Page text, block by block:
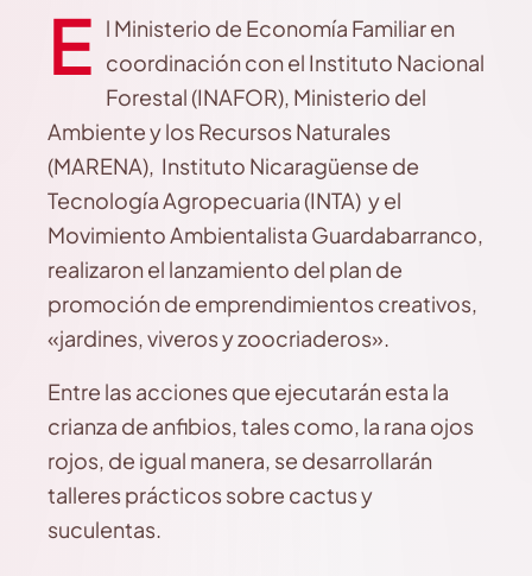
E l Ministerio de Economía Familiar en
coordinación con el Instituto Nacional
Forestal (INAFOR), Ministerio del
Ambiente y los Recursos Naturales
(MARENA), Instituto Nicaragüense de
Tecnología Agropecuaria (INTA) y el
Movimiento Ambientalista Guardabarranco,
realizaron el lanzamiento del plan de
promoción de emprendimientos creativos,
«jardines, viveros y zoocriaderos».
Entre las acciones que ejecutarán esta la
crianza de anfibios, tales como, la rana ojos
rojos, de igual manera, se desarrollarán
talleres prácticos sobre cactus y
suculentas.